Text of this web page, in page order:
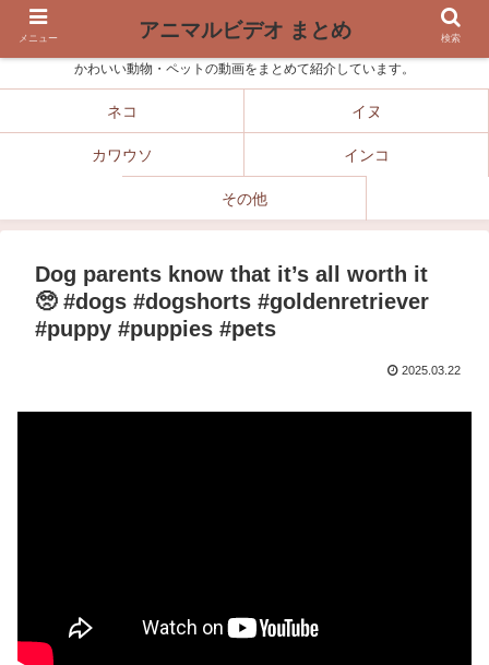
かわいい動物・ペットの動画をまとめて紹介しています。
ネコ イヌ
カワウソ インコ
その他
Dog parents know that it’s all worth it
🥺 #dogs #dogshorts #goldenretriever
#puppy #puppies #pets
2025.03.22
メニュー アニマルビデオ まとめ 検索